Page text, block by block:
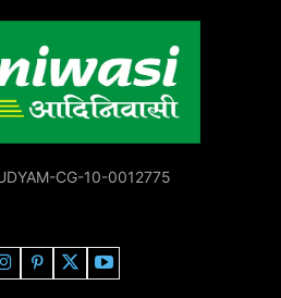
CG-10-0012775